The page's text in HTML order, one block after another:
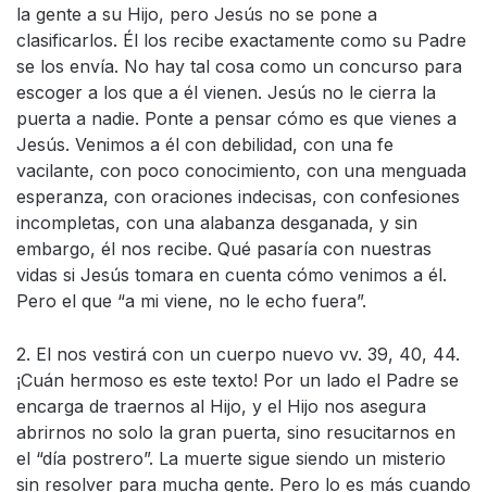
la gente a su Hijo, pero Jesús no se pone a
clasificarlos. Él los recibe exactamente como su Padre
se los envía. No hay tal cosa como un concurso para
escoger a los que a él vienen. Jesús no le cierra la
puerta a nadie. Ponte a pensar cómo es que vienes a
Jesús. Venimos a él con debilidad, con una fe
vacilante, con poco conocimiento, con una menguada
esperanza, con oraciones indecisas, con confesiones
incompletas, con una alabanza desganada, y sin
embargo, él nos recibe. Qué pasaría con nuestras
vidas si Jesús tomara en cuenta cómo venimos a él.
Pero el que “a mi viene, no le echo fuera”.
2. El nos vestirá con un cuerpo nuevo vv. 39, 40, 44.
¡Cuán hermoso es este texto! Por un lado el Padre se
encarga de traernos al Hijo, y el Hijo nos asegura
abrirnos no solo la gran puerta, sino resucitarnos en
el “día postrero”. La muerte sigue siendo un misterio
sin resolver para mucha gente. Pero lo es más cuando